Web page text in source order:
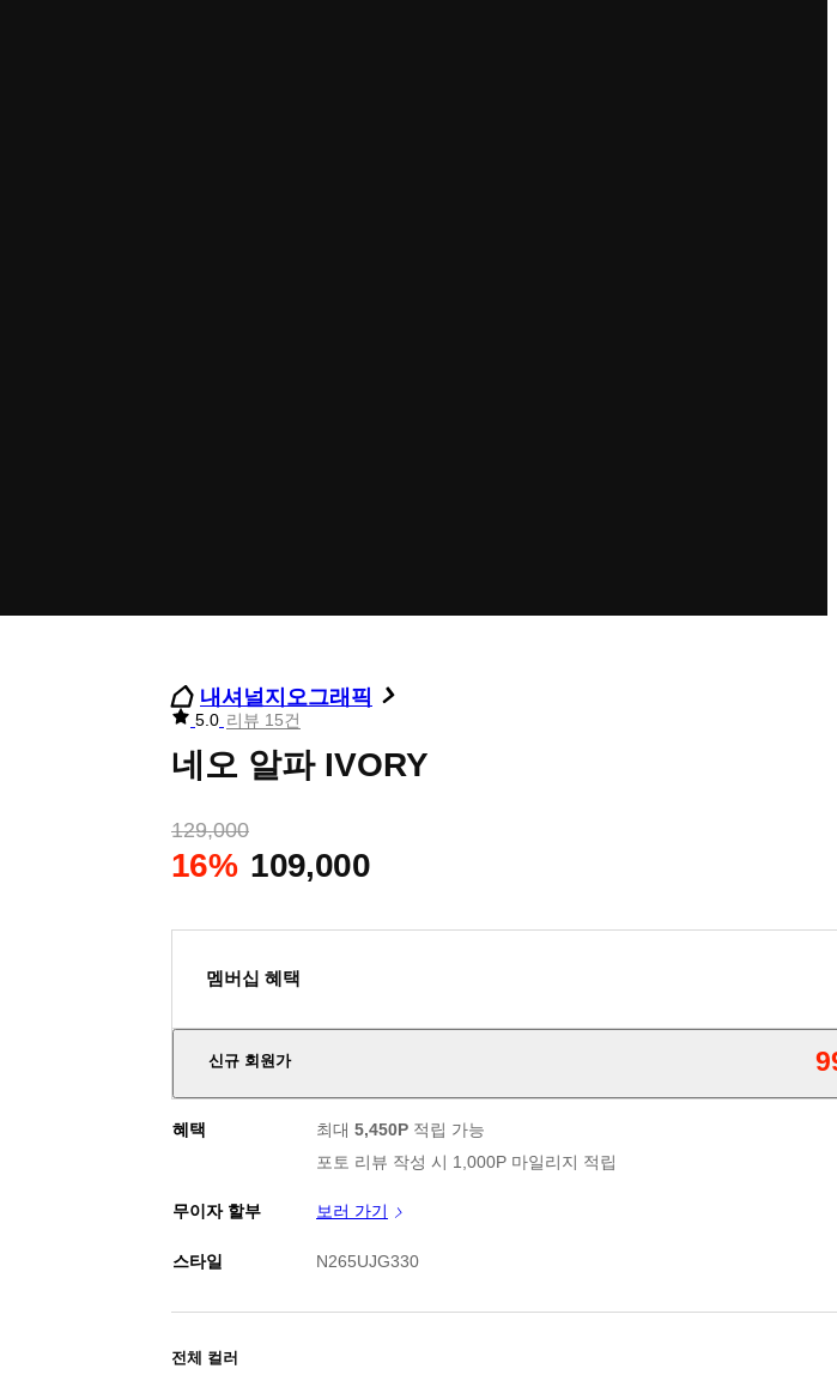
내셔널지오그래픽
리
별
점
5.0 리뷰 15건
네오 알파 IVORY
129,000
16% 109,000
멤버십 혜택
신규 회원가
판매가
신규 가입 쿠폰 1만원(3만원 이상 구매시)
혜택 최대 5,450P 적립 가능
포토 리뷰 작성 시 1,000P 마일리지 적립
무이자 할부 보러 가기
스타일 N265UJG330
전체 컬러